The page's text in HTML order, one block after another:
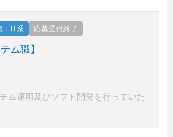
：IT系 応募受付終了
ム職】
ム運用及びソフト開発を行っていた